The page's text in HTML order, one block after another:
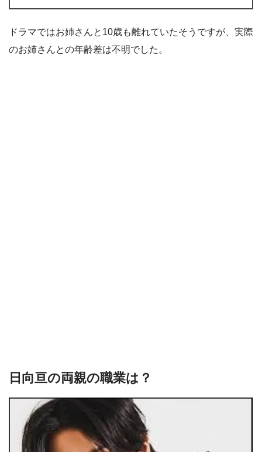
ドラマではお姉さんと10歳も離れていたそうですが、実際
のお姉さんとの年齢差は不明でした。
日向亘の両親の職業は？